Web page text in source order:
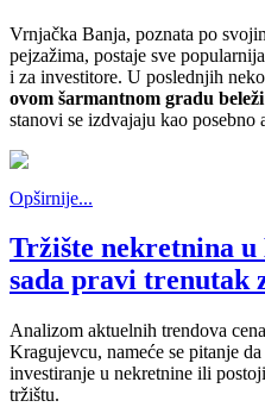
Vrnjačka Banja, poznata po
pejzažima, postaje sve
i za investitore. U poslednjih
ovom šarmantnom gradu
stanovi se izdvajaju kao posebno
Opširnije...
Tržište nekretnina
sada pravi trenutak
Analizom aktuelnih trendova
Kragujevcu, nameće se pitanje
investiranje u nekretnine ili
tržištu.